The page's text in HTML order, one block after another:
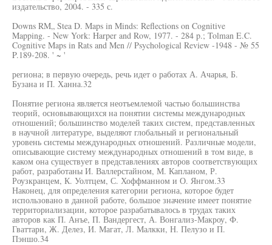
издательство, 2004. - 335 с.
Downs RM„ Stea D. Maps in Minds: Reflections on Cognitive
Mapping. - New York: Harper and Row, 1977. - 284 p.; Tolman E.C.
Cognitive Maps in Rats and Men // Psychological Review -1948 - № 55
P.189-208. ' ~ '
региона; в первую очередь, речь идет о работах А. Ачарья, Б.
Бузана и П. Ханна.32
Понятие региона является неотъемлемой частью большинства
теорий, основывающихся на понятии системы международных
отношений; большинство моделей таких систем, представленных
в научной литературе, выделяют глобальный и региональный
уровень системы международных отношений. Различные модели,
описывающие систему международных отношений в том виде, в
каком она существует в представлениях авторов соответствующих
работ, разработаны И. Валлерстайном, М. Капланом, Р.
Роузкранцем, К. Уолтцем, С. Хоффманном и О. Янгом.33
Наконец, для определения категории региона, которое будет
использовано в данной работе, большое значение имеет понятие
территориализации, которое разрабатывалось в трудах таких
авторов как П. Анъе, П. Вандергест, А. Вонгализ-Макроу, Ф.
Гваттари, Ж. Делез, И. Магат, Л. Малкки, Н. Пелузо и П.
Пэншо.34